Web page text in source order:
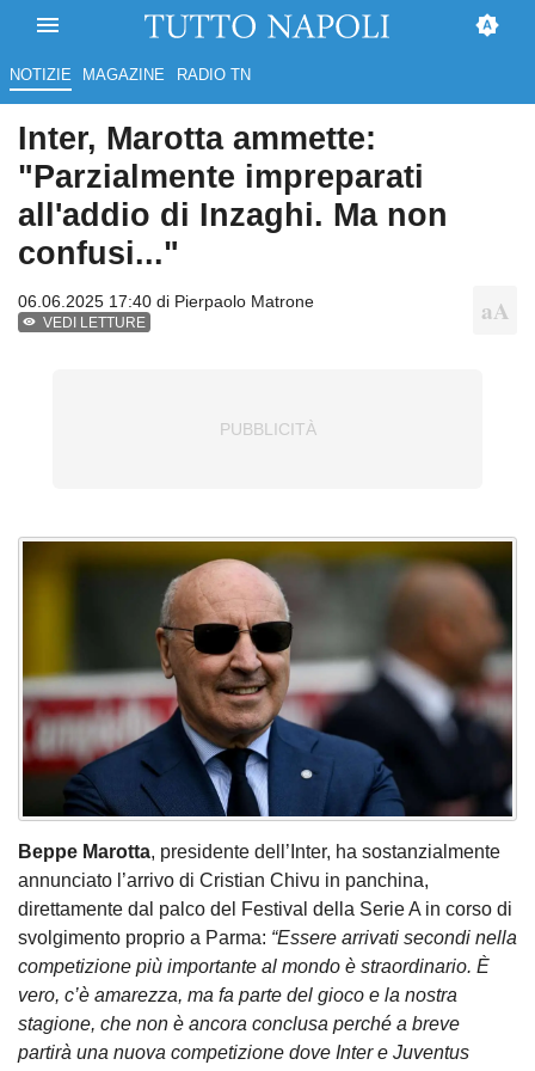
NOTIZIE MAGAZINE RADIO TN
Inter, Marotta ammette:
"Parzialmente impreparati
all'addio di Inzaghi. Ma non
confusi..."
06.06.2025 17:40 di Pierpaolo Matrone
VEDI LETTURE
Beppe Marotta, presidente dell’Inter, ha sostanzialmente
annunciato l’arrivo di Cristian Chivu in panchina,
direttamente dal palco del Festival della Serie A in corso di
svolgimento proprio a Parma: “Essere arrivati secondi nella
competizione più importante al mondo è straordinario. È
vero, c’è amarezza, ma fa parte del gioco e la nostra
stagione, che non è ancora conclusa perché a breve
partirà una nuova competizione dove Inter e Juventus